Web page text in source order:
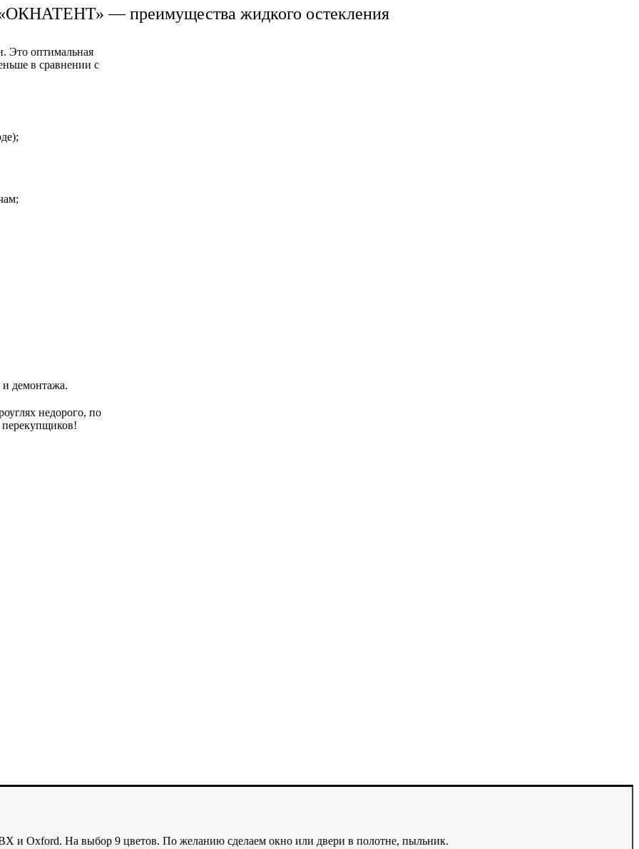
— преимущества жидкого остекления
Это оптимальная
в сравнении с
и демонтажа.
недорого, по
перекупщиков!
и Oxford. На выбор 9 цветов. По желанию сделаем окно или двери в полотне, пыльник.